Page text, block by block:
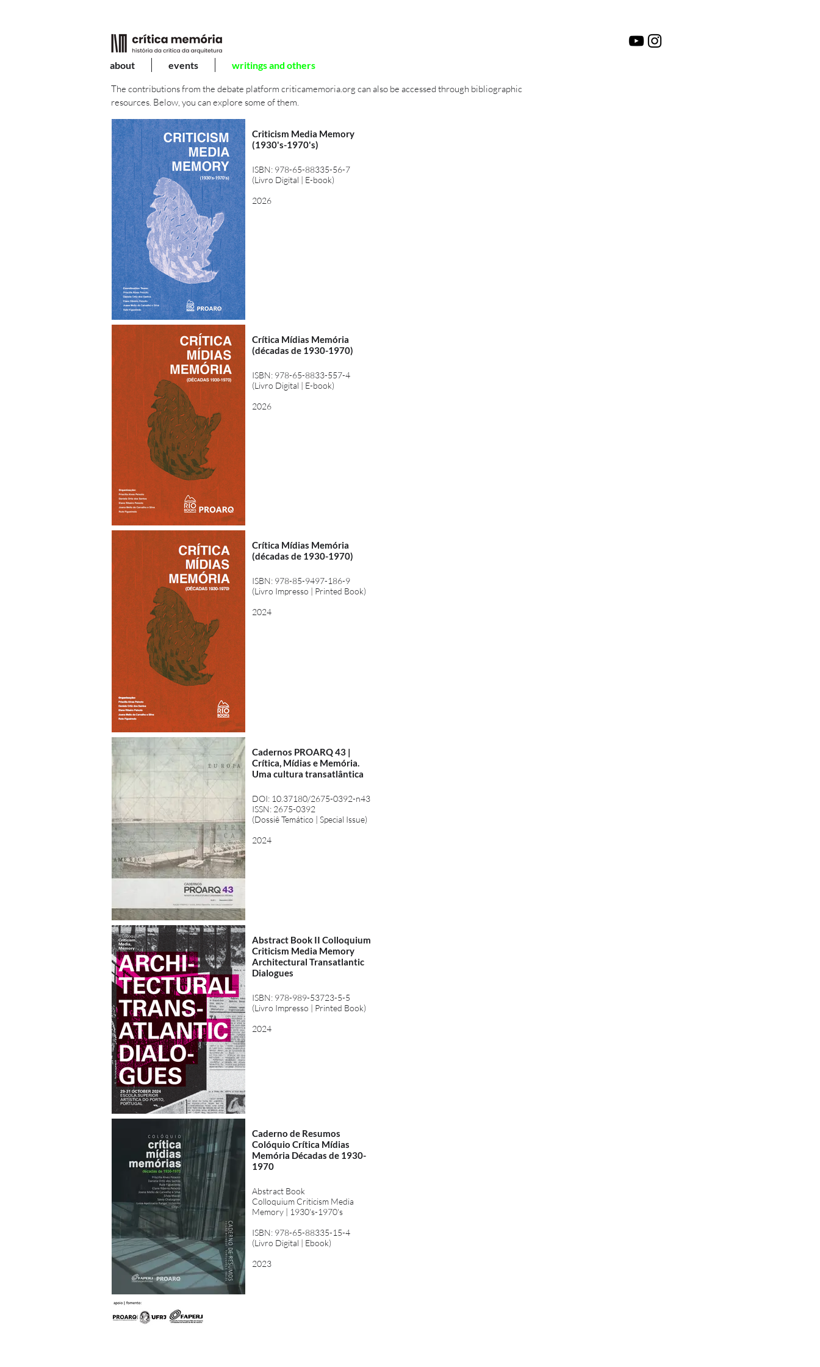
about events writings and others
The contributions from the debate platform criticamemoria.org can also be accessed through bibliographic
resources. Below, you can explore some of them.
Criticism Media Memory
(1930's-1970's)
ISBN: 978-65-88335-56-7
(Livro Digital | E-book)
2026
Crítica Mídias Memória
(décadas de 1930-1970)
ISBN: 978-65-8833-557-4
(Livro Digital | E-book)
2026
Crítica Mídias Memória
(décadas de 1930-1970)
ISBN: 978-85-9497-186-9
(Livro Impresso | Printed Book)
2024
Cadernos PROARQ 43 |
Crítica, Mídias e Memória.
Uma cultura transatlântica
DOI: 10.37180/2675-0392-n43
ISSN: 2675-0392
(Dossiê Temático | Special Issue)
2024
Abstract Book II Colloquium
Criticism Media Memory
Architectural Transatlantic
Dialogues
ISBN: 978-989-53723-5-5
(Livro Impresso | Printed Book)
2024
Caderno de Resumos
Colóquio Crítica Mídias
Memória Décadas de 1930-
1970
Abstract Book
Colloquium Criticism Media
Memory | 1930's-1970's
ISBN: 978-65-88335-15-4
(Livro Digital | Ebook)
2023